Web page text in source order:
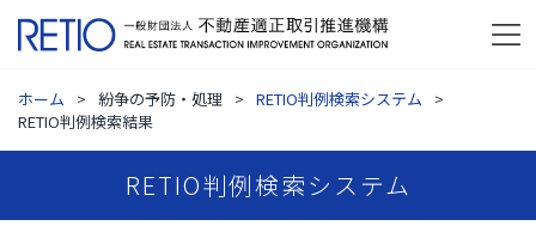
ホーム 紛争の予防・処理
RETIO判例検索システム
RETIO判例検索結果
RETIO判例検索システム